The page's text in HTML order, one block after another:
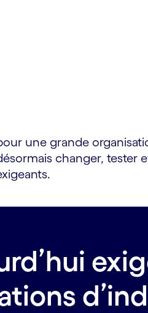
une grande
changer, tester